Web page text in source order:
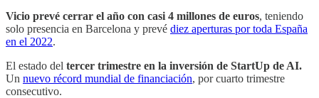
Vicio prevé cerrar el año con casi 4 millones de euros, teniendo
solo presencia en Barcelona y prevé diez aperturas por toda España
en el 2022.
El estado del tercer trimestre en la inversión de StartUp de AI.
Un nuevo récord mundial de financiación, por cuarto trimestre
consecutivo.